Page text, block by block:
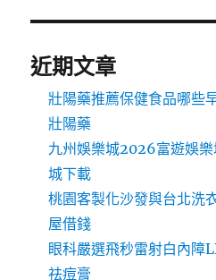
近期文章
壯陽藥推薦保健食品哪些
壯陽藥
九州娛樂城2026富遊娛
城下載
桃園客製化沙發與台北洗
屋借錢
眼科嚴選飛秒雷射白內障
祛痘膏